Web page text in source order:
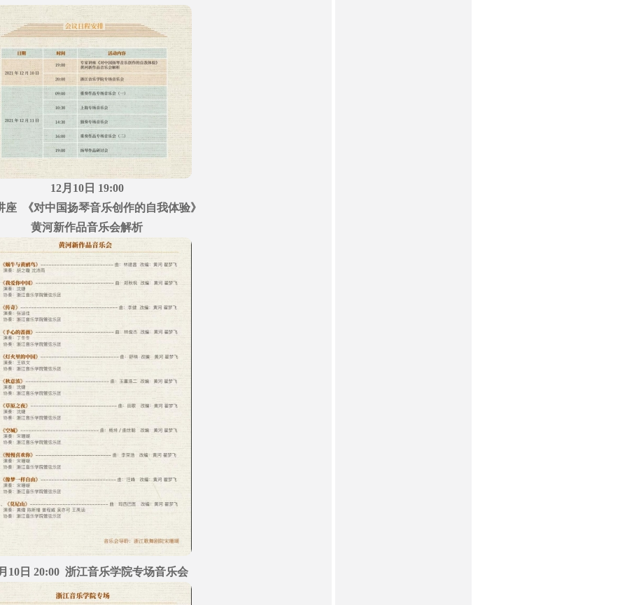
12月10日 19:00
座 《对中国扬琴音乐创作的自我体验》
黄河新作品音乐会解析
10日 20:00 浙江音乐学院专场音乐会